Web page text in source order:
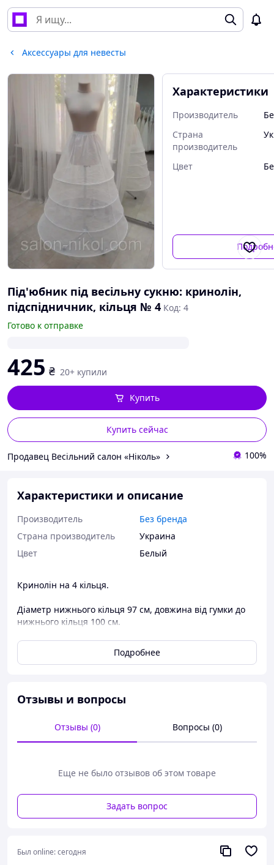
Аксессуары для невесты
Характеристики
Производитель
Страна
производитель
Цвет
Під'юбник під весільну сукню: кринолін,
підспідничник, кільця № 4 Код: 4
Готово к отправке
425 ₴ 20+ купили
Купить сейчас
Купить
Продавец Весільний салон «Ніколь» 100%
Характеристики и описание
Производитель
Без бренда
Страна производитель
Украина
Цвет
Белый
Кринолін на 4 кільця.
Діаметр нижнього кільця 97 см, довжина від гумки до
нижнього кільця 100 см.
Подробнее
Отзывы и вопросы
Отзывы (0) Вопросы (0)
Еще не было отзывов об этом товаре
Задать вопрос
Был online:сегодня